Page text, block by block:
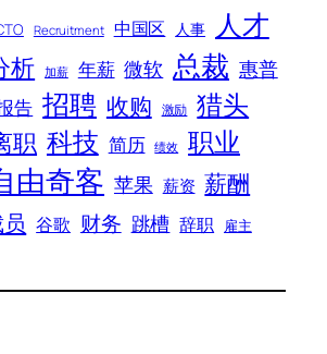
Recruitment 中国区 人事 人才
析 加薪 年薪 微软 总裁 惠普
告 招聘 收购 激励 猎头
职 科技 简历 绩效 职业
由奇客 苹果 薪资 薪酬
谷歌 财务 跳槽 辞职 雇主